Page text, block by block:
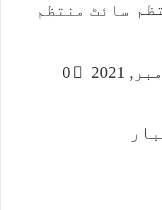
سائٹ منتظم
0